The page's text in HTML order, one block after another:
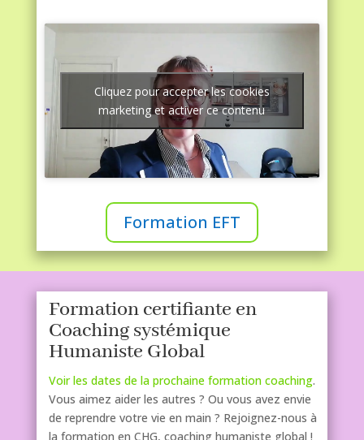
Cliquez pour accepter les cookies
marketing et activer ce contenu
Formation EFT
Formation certifiante en
Coaching systémique
Humaniste Global
Voir les dates de la prochaine formation coaching.
Vous aimez aider les autres ? Ou vous avez envie
de reprendre votre vie en main ? Rejoignez-nous à
la formation en CHG, coaching humaniste global !